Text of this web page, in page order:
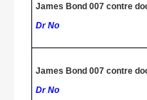
James Bond 007 contre
Dr No
James Bond 007 contre
Dr No